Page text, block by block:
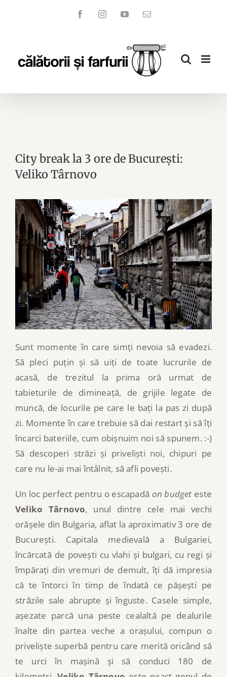
FacebookInstagramYouTubeEmail
City break la 3 ore de București:
Veliko Târnovo
Sunt momente în care simți nevoia să evadezi.
Să pleci puțin și să uiți de toate lucrurile de
acasă, de trezitul la prima oră urmat de
tabieturile de dimineață, de grijile legate de
muncă, de locurile pe care le bați la pas zi după
zi. Momente în care trebuie să dai restart și să îți
încarci bateriile, cum obișnuim noi să spunem. :-)
Să descoperi străzi și priveliști noi, chipuri pe
care nu le-ai mai întâlnit, să afli povești.
Un loc perfect pentru o escapadă on budget este
Veliko Târnovo, unul dintre cele mai vechi
orășele din Bulgaria, aflat la aproximativ 3 ore de
București. Capitala medievală a Bulgariei,
încărcată de povești cu vlahi și bulgari, cu regi și
împărați din vremuri de demult, îți dă impresia
că te întorci în timp de îndată ce pășești pe
străzile sale abrupte și înguste. Casele simple,
așezate parcă una peste cealaltă pe dealurile
înalte din partea veche a orașului, compun o
priveliște superbă pentru care merită oricând să
te urci în mașină și să conduci 180 de